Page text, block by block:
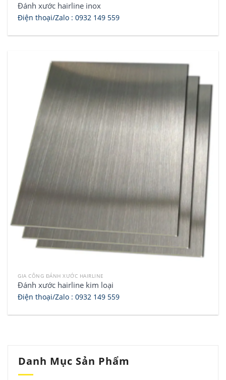
Danh Mục Sản Phẩm
Đánh xước hairline inox
Điện thoại/Zalo : 0932 149 559
GIA CÔNG ĐÁNH XƯỚC HAIRLINE
Đánh xước hairline kim loại
Điện thoại/Zalo : 0932 149 559